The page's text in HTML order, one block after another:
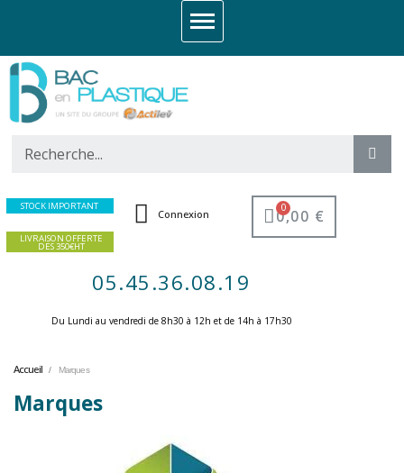
STOCK IMPORTANT
LIVRAISON OFFERTE
DES 350€HT
Connexion 0,00 €
05.45.36.08.19
Du Lundi au vendredi de 8h30 à 12h et de 14h à 17h30 ​
Accueil Marques
Marques